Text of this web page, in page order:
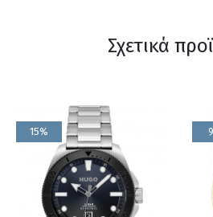
Σχετικά
15%